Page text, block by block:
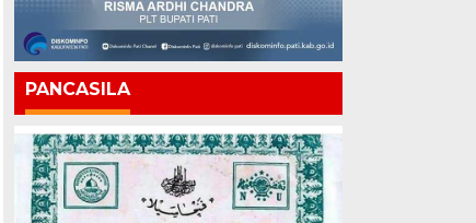
PANCASILA